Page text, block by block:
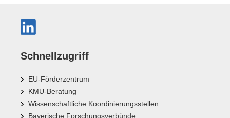
Schnellzugriff
EU-Förderzentrum
KMU-Beratung
Wissenschaftliche Koordinierungsstellen
Bayerische Forschungsverbünde